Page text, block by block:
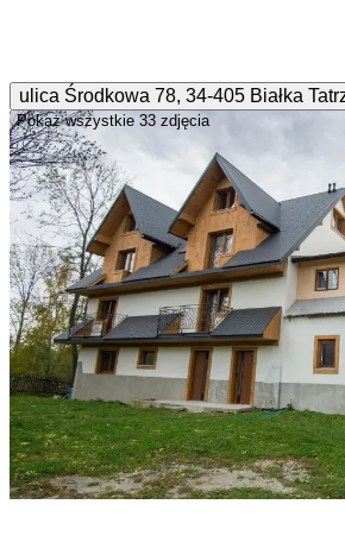
ulica Środkowa 78, 34-405 Białka
Pokaż wszystkie 33 zdjęcia